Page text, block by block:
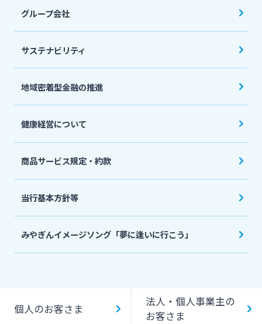
グループ会社
サステナビリティ
地域密着型金融の推進
健康経営について
商品サービス規定・約款
当行基本方針等
みやぎんイメージソング「夢に逢いに行こう」
個人のお客さま
法人・個人事業主の
お客さま